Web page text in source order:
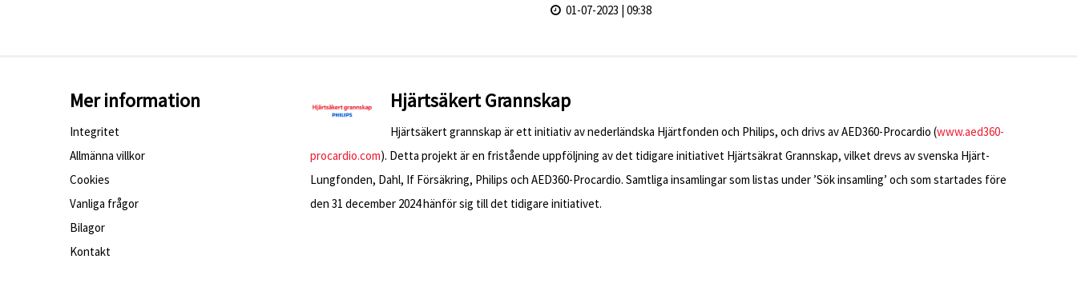
01-07-2023 | 09:38
Mer information
Integritet
Allmänna villkor
Cookies
Vanliga frågor
Bilagor
Kontakt
Hjärtsäkert Grannskap
Hjärtsäkert grannskap är ett initiativ av nederländska Hjärtfonden och Philips, och drivs av AED360-Procardio (www.aed360-
procardio.com). Detta projekt är en fristående uppföljning av det tidigare initiativet Hjärtsäkrat Grannskap, vilket drevs av svenska Hjärt-
Lungfonden, Dahl, If Försäkring, Philips och AED360-Procardio. Samtliga insamlingar som listas under ’Sök insamling’ och som startades före
den 31 december 2024 hänför sig till det tidigare initiativet.